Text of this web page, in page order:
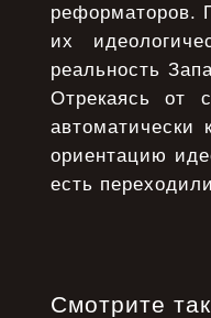
реформаторов.
их
реальность
Отрекаясь от
ориентацию
есть
Смотрите